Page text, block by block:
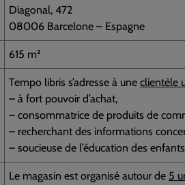
Diagonal, 472
08006 Barcelone – Espagne
615 m²
Tempo libris s’adresse à une clientèle
– à fort pouvoir d’achat,
– consommatrice de produits de
– recherchant des informations
– soucieuse de l’éducation des
Le magasin est organisé autour de 5